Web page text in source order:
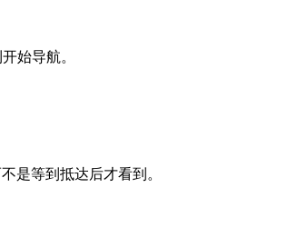
始导航。
是等到抵达后才看到。